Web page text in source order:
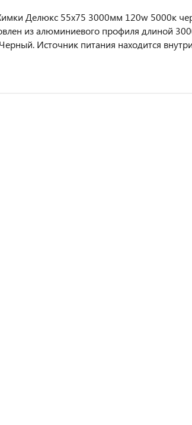
Делюкс 55х75 3000мм 120w 5000к
из алюминиевого профиля длиной
Источник питания находится